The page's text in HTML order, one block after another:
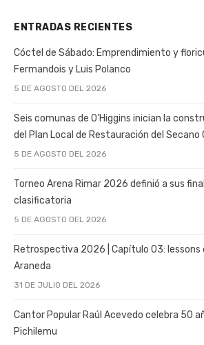
ENTRADAS RECIENTES
Cóctel de Sábado: Emprendimiento y
Fermandois y Luis Polanco
5 DE AGOSTO DEL 2026
Seis comunas de O’Higgins inician la
del Plan Local de Restauración del Secano
5 DE AGOSTO DEL 2026
Torneo Arena Rimar 2026 definió a sus
clasificatoria
5 DE AGOSTO DEL 2026
Retrospectiva 2026 | Capítulo 03: lessons
Araneda
31 DE JULIO DEL 2026
Cantor Popular Raúl Acevedo celebra 50
Pichilemu